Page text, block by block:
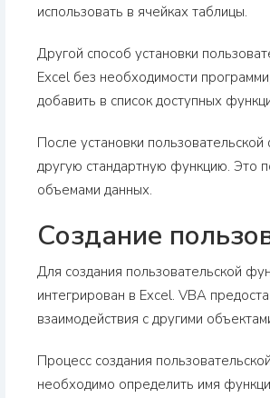
использовать в ячейках таблицы.
Другой способ установки
Excel без необходимости
добавить в список доступных
После установки
другую стандартную функцию. Это
объемами данных.
Создание
Для создания пользовательской
интегрирован в Excel. VBA
взаимодействия с другими
Процесс создания
необходимо определить имя